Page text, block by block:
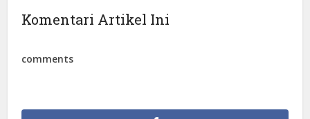
Komentari Artikel Ini
comments